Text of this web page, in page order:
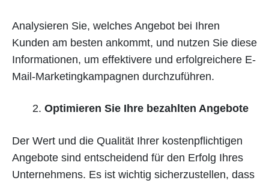
Analysieren Sie, welches Angebot bei Ihren
Kunden am besten ankommt, und nutzen Sie diese
Informationen, um effektivere und erfolgreichere E-
Mail-Marketingkampagnen durchzuführen.
Optimieren Sie Ihre bezahlten Angebote
Der Wert und die Qualität Ihrer kostenpflichtigen
Angebote sind entscheidend für den Erfolg Ihres
Unternehmens. Es ist wichtig sicherzustellen, dass